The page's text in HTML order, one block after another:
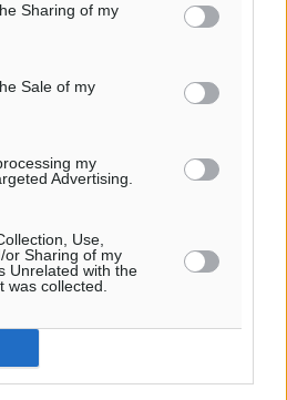
Sharing of my
Sale of my
my
Advertising.
Use,
or Sharing of my
Unrelated with the
was collected.
φαίνεται να διατηρεί την
… στη γωνία
ως απειλή για την
την άνοδο κομμάτων τα οποία
#Νέα Δημοκρατία #Εκλογές
μας στα αποτελέσματα αναζήτησης